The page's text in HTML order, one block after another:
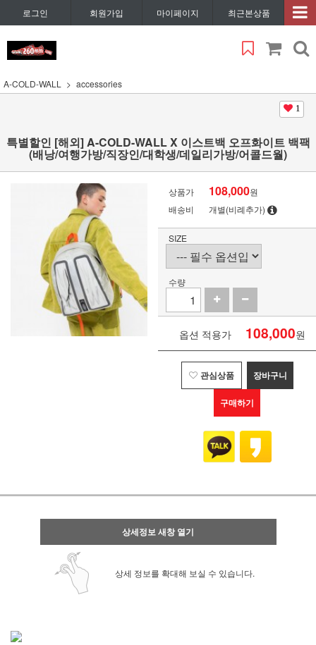
로그인 회원가입 마이페이지 최근본상품
A-COLD-WALL accessories
1
특별할인 [해외] A-COLD-WALL X 이스트백 오프화이트 백팩
(배낭/여행가방/직장인/대학생/데일리가방/어콜드월)
상품가 108,000원
배송비
개별(비례추가)
SIZE
수량
옵션 적용가 108,000원
관심상품 장바구니
구매하기
상세정보 새창 열기
상세 정보를 확대해 보실 수 있습니다.